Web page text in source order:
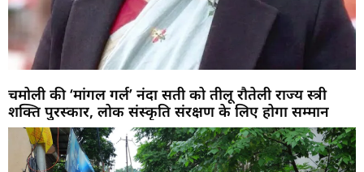
चमोली की ‘मांगल गर्ल’ नंदा सती को तीलू रौतेली राज्य स्त्री
शक्ति पुरस्कार, लोक संस्कृति संरक्षण के लिए होगा सम्मान